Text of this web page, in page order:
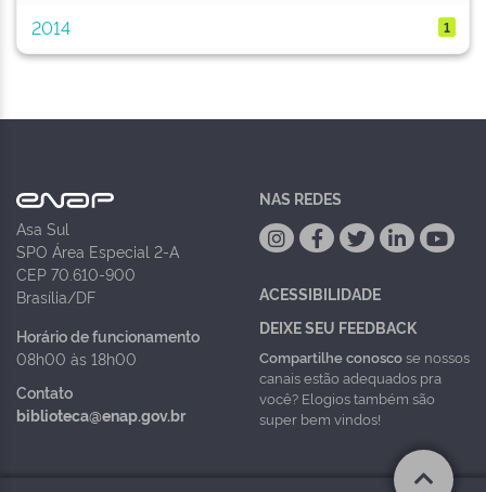
2014
1
Asa Sul
SPO Área Especial 2-A
CEP 70.610-900
Brasília/DF
Horário de funcionamento
08h00 às 18h00
Contato
biblioteca@enap.gov.br
NAS REDES
ACESSIBILIDADE
DEIXE SEU FEEDBACK
Compartilhe conoscose nossos
canais estão adequados pra
você? Elogios também são
super bem vindos!